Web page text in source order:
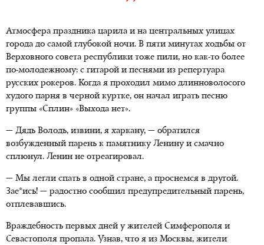
Атмосфера праздника царила и на центральных улицах
города до самой глубокой ночи. В пяти минутах ходьбы от
Верховного совета республики тоже пили, но как-то более
по-молодежному: с гитарой и песнями из репертуара
русских рокеров. Когда я проходил мимо длинноволосого
худого парня в черной куртке, он начал играть песню
группы «Сплин» «Выхода нет».
— Дядь Володь, извини, я харкану, — обратился
возбужденный парень к памятнику Ленину и смачно
сплюнул. Ленин не отреагировал.
— Мы легли спать в одной стране, а проснемся в другой.
Зае*ись! — радостно сообщил предупредительный парень,
отплевавшись.
Враждебность первых дней у жителей Симферополя и
Севастополя пропала. Узнав, что я из Москвы, жители